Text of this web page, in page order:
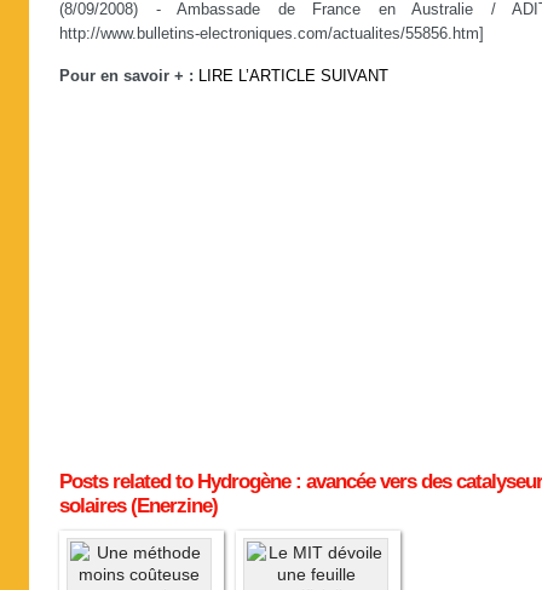
(8/09/2008) - Ambassade de France en Australie /
http://www.bulletins-electroniques.com/actualites/55856.htm]
Pour en savoir + : LIRE L’ARTICLE SUIVANT
Posts related to Hydrogène : avancée vers des
solaires (Enerzine)